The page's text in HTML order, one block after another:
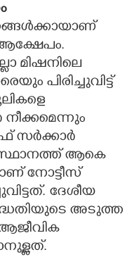
ആക്ഷേപം.
മിഷനിലെ
പിരിച്ചുവിട്ട്
സർക്കാർ
ആകെ
നോട്ടീസ്
ദേശീയ
അടുത്ത